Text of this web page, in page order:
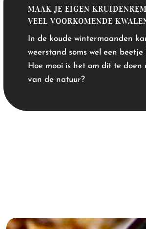
MAAK JE EIGEN
VEEL VOORKOMENDE
In de koude wintermaanden
weerstand soms wel een
Hoe mooi is het om dit te
van de natuur?